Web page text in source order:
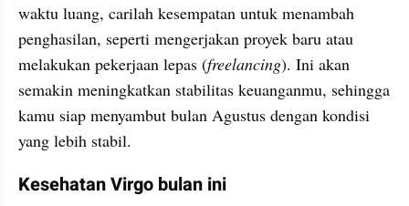
waktu luang, carilah kesempatan untuk menambah
penghasilan, seperti mengerjakan proyek baru atau
melakukan pekerjaan lepas (freelancing). Ini akan
semakin meningkatkan stabilitas keuanganmu, sehingga
kamu siap menyambut bulan Agustus dengan kondisi
yang lebih stabil.
Kesehatan Virgo bulan ini